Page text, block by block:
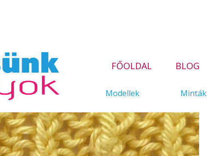
FŐOLDAL BLOG
Minták
Modellek